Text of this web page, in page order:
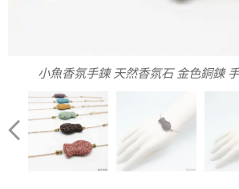
小魚香氛手鍊 天然香氛石 金色銅鍊
咖色小魚香氛手鍊
綠色小魚香氛手鍊
紫色小魚香氛手鍊
粉色小魚香氛手鍊
黃色小魚香氛手鍊
藍色小魚香氛手鍊
金色銅鍊 手圍可調
如何滴入精油以及小魚香氛手
小魚香氛手工手鍊 天然香